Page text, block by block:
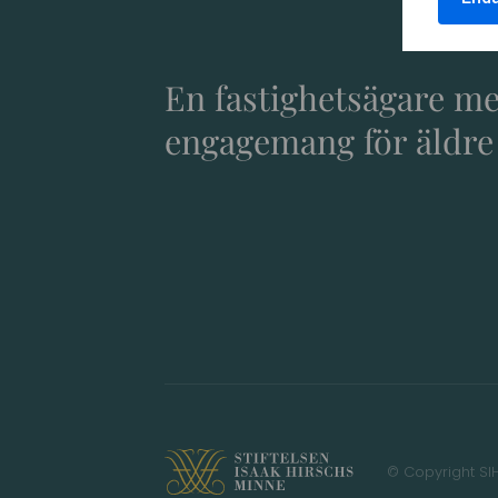
En fastighetsägare
engagemang för äldre
© Copyright